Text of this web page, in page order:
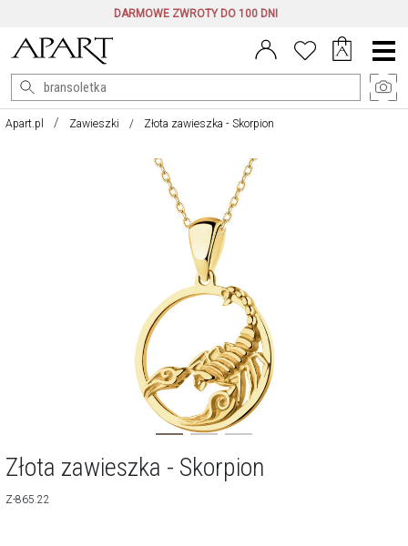
DARMOWE ZWROTY DO 100 DNI
Menu
główne
Apart.pl Zawieszki Złota zawieszka - Skorpion
Złota zawieszka - Skorpion
Z-865.22